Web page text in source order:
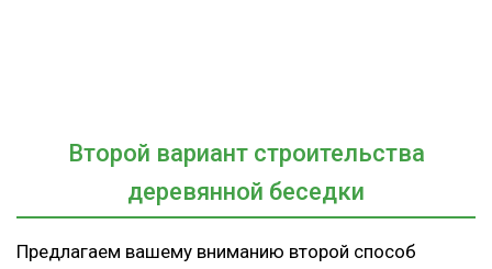
Второй вариант строительства
деревянной беседки
Предлагаем вашему вниманию второй способ